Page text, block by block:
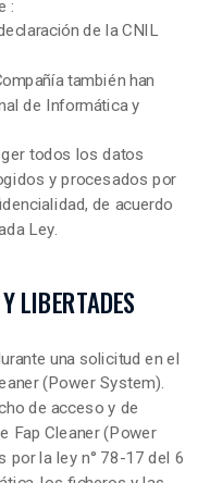
:
de la CNIL
también han
de Informática y
todos los datos
y procesados por
de acuerdo
Ley.
LIBERTADES
una solicitud en el
(Power System).
de acceso y de
Fap Cleaner (Power
por la ley n° 78-17 del 6